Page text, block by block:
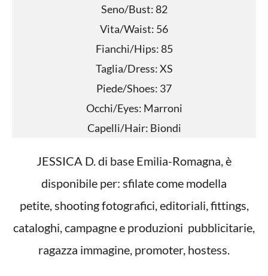
Seno/Bust: 82
Vita/Waist: 56
Fianchi/Hips: 85
Taglia/Dress: XS
Piede/Shoes: 37
Occhi/Eyes: Marroni
Capelli/Hair: Biondi
JESSICA D. di base Emilia-Romagna, è
disponibile per: sfilate come modella
petite, shooting fotografici, editoriali, fittings,
cataloghi, campagne e produzioni pubblicitarie,
ragazza immagine, promoter, hostess.